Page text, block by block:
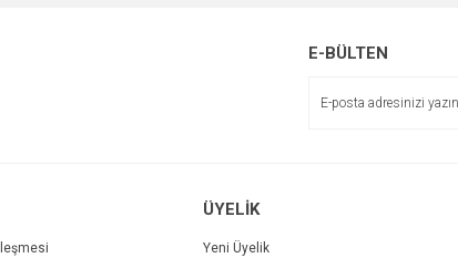
E-BÜLTEN
ÜYELİK
Yeni Üyelik